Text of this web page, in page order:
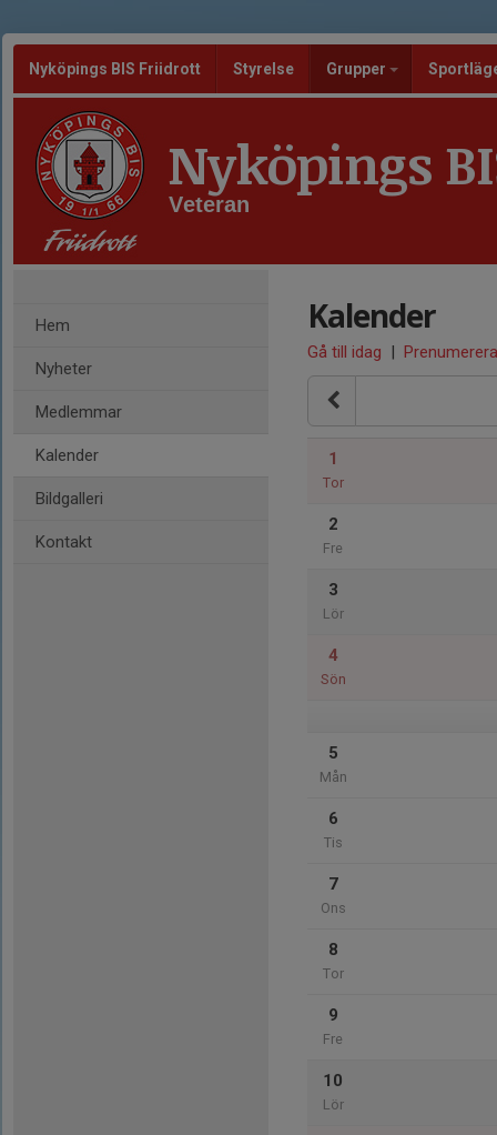
Nyköpings BIS Friidrott Styrelse Grupper
Nyköpings
Veteran
Hem
Nyheter
Medlemmar
Kalender
Bildgalleri
Kontakt
Kalender
Gå till idag | Prenumerera
1
Tor
2
Fre
3
Lör
4
Sön
5
Mån
6
Tis
7
Ons
8
Tor
9
Fre
10
Lör